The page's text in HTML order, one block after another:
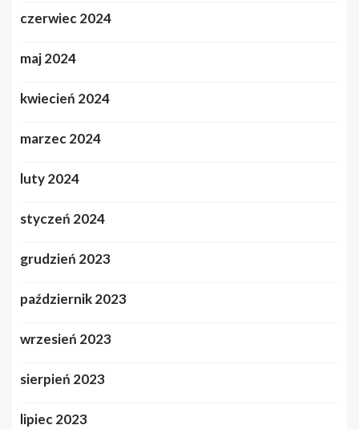
czerwiec 2024
maj 2024
kwiecień 2024
marzec 2024
luty 2024
styczeń 2024
grudzień 2023
październik 2023
wrzesień 2023
sierpień 2023
lipiec 2023